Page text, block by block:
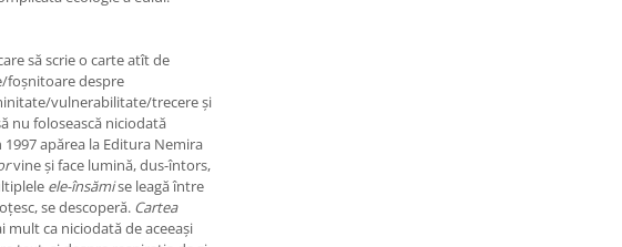
să scrie o carte atît de
despre
vulnerabilitate/trecere și
nu folosească niciodată
apărea la Editura Nemira
vine și face lumină, dus-întors,
ele-însămise leagă între
se descoperă. Cartea
mult ca niciodată de aceeași